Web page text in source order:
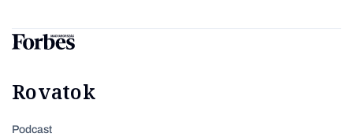
Rovatok
Podcast